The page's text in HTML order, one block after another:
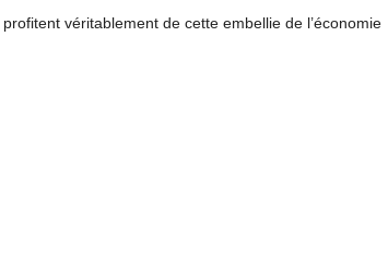
véritablement de cette embellie de l’économie